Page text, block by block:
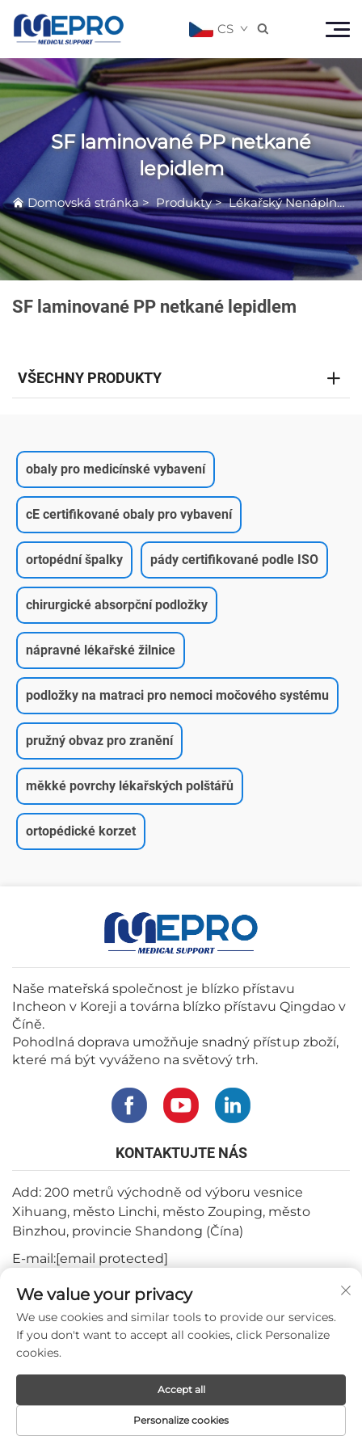
CS 
SF laminované PP netkané
lepidlem
Domovská stránka > Produkty>Lékařský Nenáplněný Materiál
SF laminované PP netkané lepidlem
VŠECHNY PRODUKTY
obaly pro medicínské vybavení
cE certifikované obaly pro vybavení
ortopédní špalky pády certifikované podle ISO
chirurgické absorpční podložky
nápravné lékařské žilnice
podložky na matraci pro nemoci močového systému
pružný obvaz pro zranění
měkké povrchy lékařských polštářů
ortopédické korzet
Naše mateřská společnost je blízko přístavu
Incheon v Koreji a továrna blízko přístavu Qingdao v
Číně.
Pohodlná doprava umožňuje snadný přístup zboží,
které má být vyváženo na světový trh.
KONTAKTUJTE NÁS
Add: 200 metrů východně od výboru vesnice
Xihuang, město Linchi, město Zouping, město
Binzhou, provincie Shandong (Čína)
E-mail:[email protected]
Tel:+82-3180427370
Telefon:+86-15564344404
WhatsApp: +82-1022396668
Všechna práva vyhrazena © 2024 Mepro Medical Co.,Ltd.
We value your privacy
We use cookies and similar tools to provide our services.
If you don't want to accept all cookies, click Personalize
cookies.
Personalize cookies
Accept all